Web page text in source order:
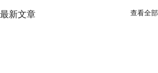
最新文章 查看全部